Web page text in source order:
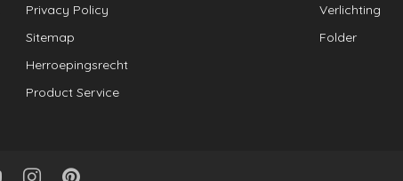
Privacy Policy
Sitemap
Herroepingsrecht
Product Service
Verlichting
Folder